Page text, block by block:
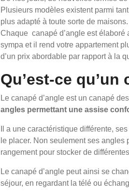
Plusieurs modèles existent parmi
plus adapté à toute sorte de
Chaque canapé d’angle est élaboré
sympa et il rend votre appartement
d’un prix abordable par rapport à la
Qu’est-ce qu’un
Le canapé d’angle est un canapé
angles permettant une assise
Il a une caractéristique différente,
le placer. Non seulement ses
rangement pour stocker de
Le canapé d’angle peut ainsi se
séjour, en regardant la télé ou